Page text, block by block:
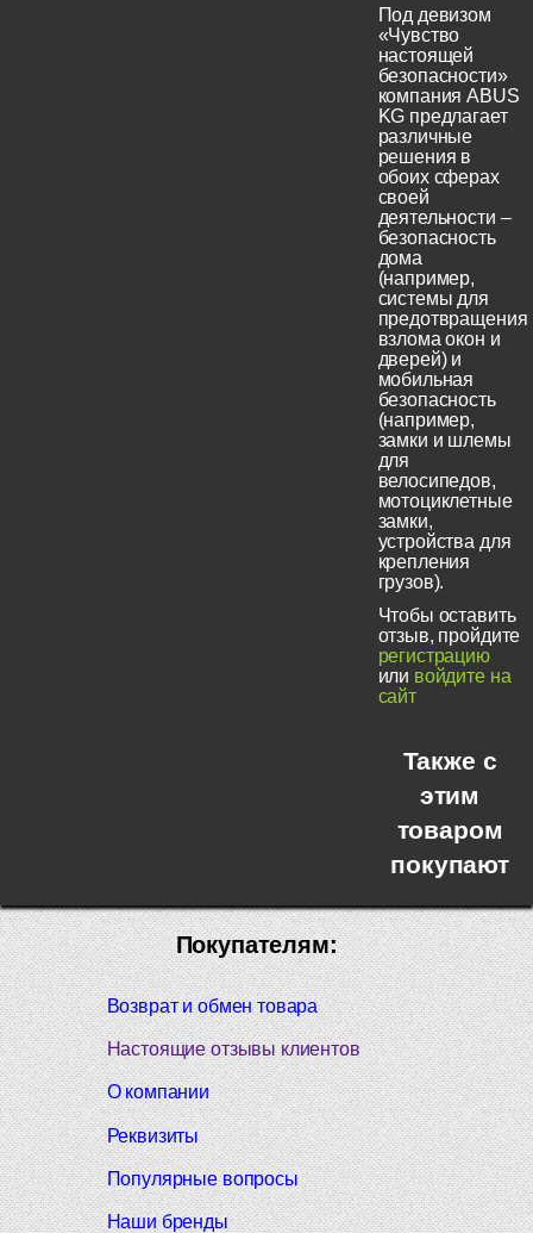
Под девизом
«Чувство
настоящей
безопасности»
компания ABUS
KG предлагает
различные
решения в
обоих сферах
своей
деятельности –
безопасность
дома
(например,
системы для
предотвращения
взлома окон и
дверей) и
мобильная
безопасность
(например,
замки и шлемы
для
велосипедов,
мотоциклетные
замки,
устройства для
крепления
грузов).
Чтобы оставить
отзыв, пройдите
регистрацию
или войдите на
сайт
Также с
этим
товаром
покупают
Покупателям:
Возврат и обмен товара
Настоящие отзывы клиентов
О компании
Реквизиты
Популярные вопросы
Наши бренды